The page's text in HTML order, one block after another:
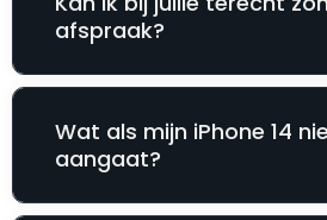
afspraak?
Wat als mijn iPhone 14
aangaat?